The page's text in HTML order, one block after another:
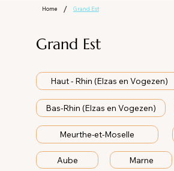
Home / Grand Est
Grand Est
Bas-Rhin (Elzas en Vogezen)
Meurthe-et-Moselle
Aube Marne
Haut - Rhin (Elzas en Vogezen)